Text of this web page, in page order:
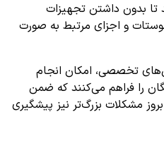
تا بدون داشتن تجهیزات
و اجزای مرتبط به صورت
تخصصی، امکان انجام
را فراهم می‌کنند که ضمن
مشکلات بزرگ‌تر نیز پیشگیری